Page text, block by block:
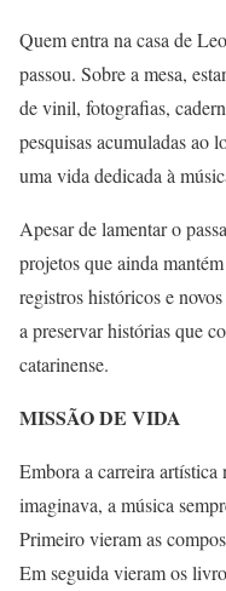
Quem entra na casa de
passou. Sobre a mesa,
de vinil, fotografias,
pesquisas acumuladas ao
uma vida dedicada à
Apesar de lamentar o
projetos que ainda
registros históricos e
a preservar histórias que
catarinense.
MISSÃO DE VIDA
Embora a carreira
imaginava, a música
Primeiro vieram as
Em seguida vieram os